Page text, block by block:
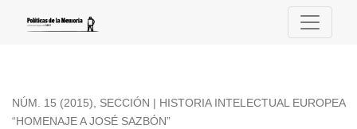
NÚM. 15 (2015), SECCIÓN | HISTORIA INTELECTUAL EUROPEA
“HOMENAJE A JOSÉ SAZBÓN”